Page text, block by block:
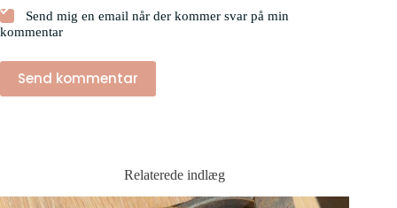
Send mig en email når der kommer svar på min
kommentar
Send kommentar
Relaterede indlæg